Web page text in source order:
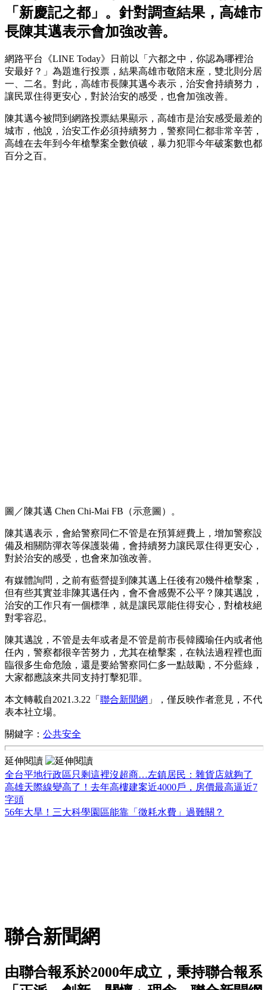
「新慶記之都」。針對調查結果，高雄市
長陳其邁表示會加強改善。
網路平台《LINE Today》日前以「六都之中，你認為哪裡治
安最好？」為題進行投票，結果高雄市敬陪末座，雙北則分居
一、二名。對此，高雄市長陳其邁今表示，治安會持續努力，
讓民眾住得更安心，對於治安的感受，也會加強改善。
陳其邁今被問到網路投票結果顯示，高雄市是治安感受最差的
城市，他說，治安工作必須持續努力，警察同仁都非常辛苦，
高雄在去年到今年槍擊案全數偵破，暴力犯罪今年破案數也都
百分之百。
圖／陳其邁 Chen Chi-Mai FB（示意圖）。
陳其邁表示，會給警察同仁不管是在預算經費上，增加警察設
備及相關防彈衣等保護裝備，會持續努力讓民眾住得更安心，
對於治安的感受，也會來加強改善。
有媒體詢問，之前有藍營提到陳其邁上任後有20幾件槍擊案，
但有些其實並非陳其邁任內，會不會感覺不公平？陳其邁說，
治安的工作只有一個標準，就是讓民眾能住得安心，對槍枝絕
對零容忍。
陳其邁說，不管是去年或者是不管是前市長韓國瑜任內或者他
任內，警察都很辛苦努力，尤其在槍擊案，在執法過程裡也面
臨很多生命危險，還是要給警察同仁多一點鼓勵，不分藍綠，
大家都應該來共同支持打擊犯罪。
本文轉載自2021.3.22「 聯合新聞網 」，僅反映作者意見，不代
表本社立場。
關鍵字： 公共安全
延伸閱讀
全台平地行政區只剩這裡沒超商…左鎮居民：雜貨店就夠了
高雄天際線變高了！去年高樓建案近4000戶，房價最高逼近7
字頭
56年大旱！三大科學園區能靠「徵耗水費」過難關？
聯合新聞網
由聯合報系於2000年成立，秉持聯合報系